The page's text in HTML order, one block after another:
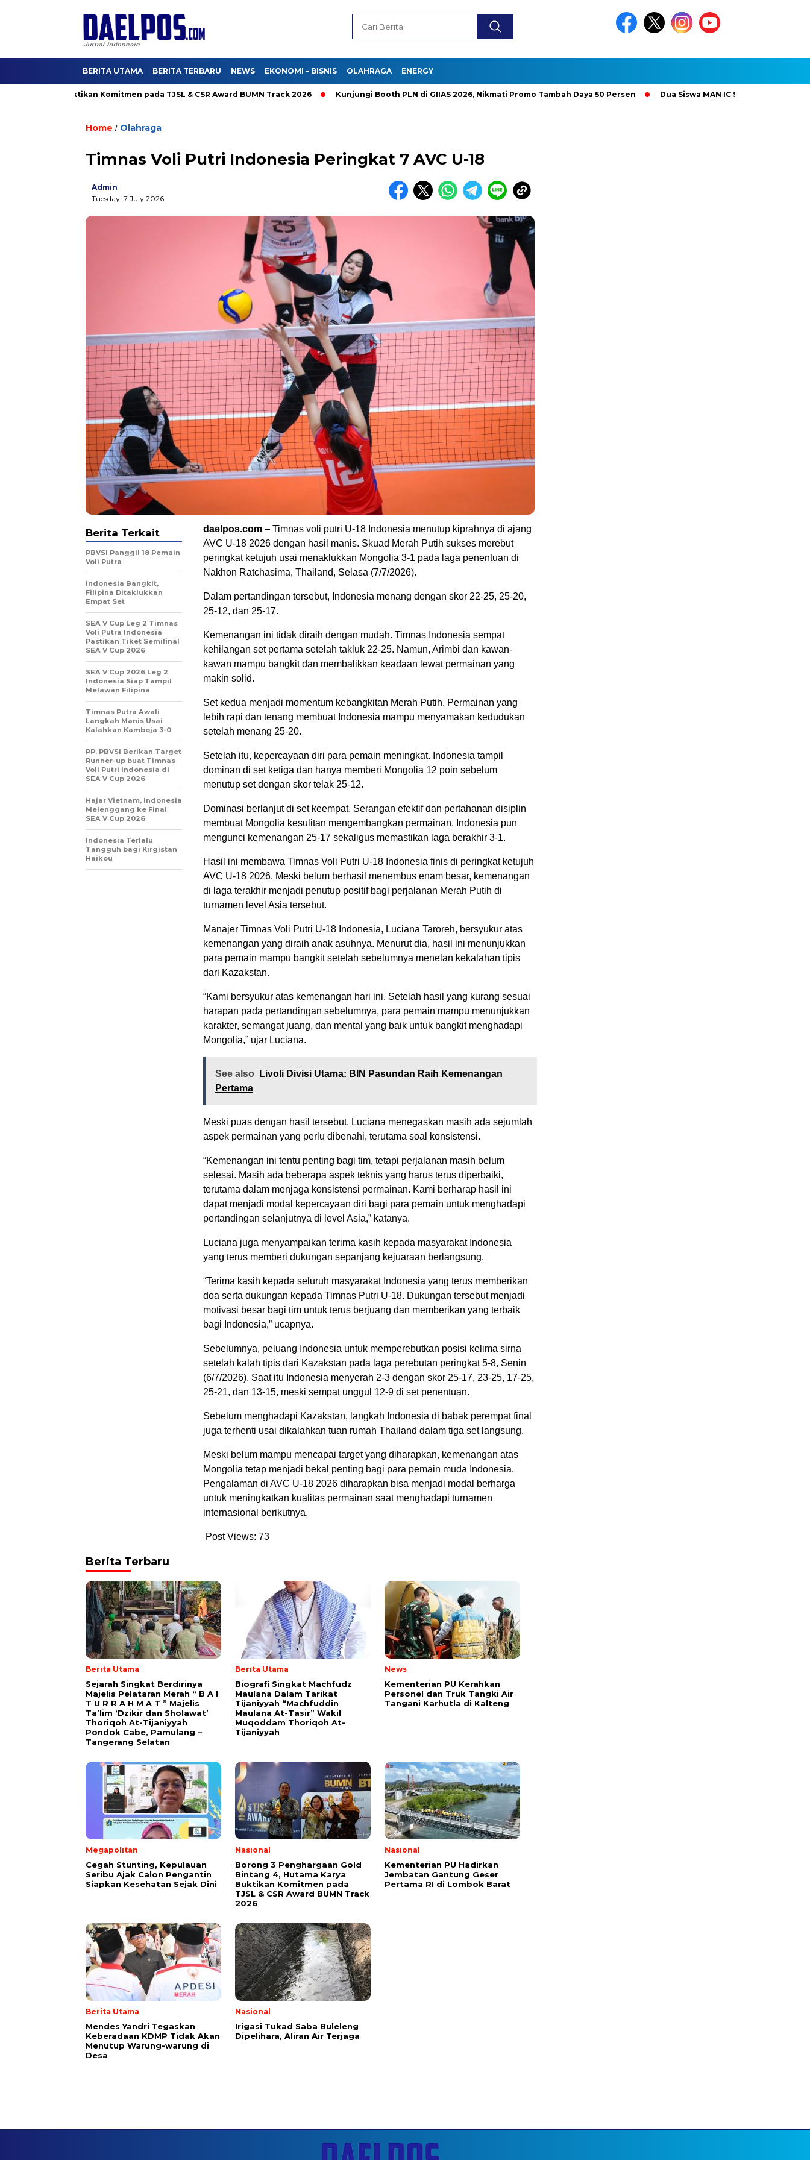
BERITA UTAMA BERITA TERBARU NEWS EKONOMI – BISNIS OLAHRAGA ENERGY
Buktikan Komitmen pada TJSL & CSR Award BUMN Track 2026 Kunjungi Booth PLN di GIIAS 2026, Nikmati Promo Tambah Daya 50 Persen Dua Siswa MAN IC Serpong Wakili RI di
Home / Olahraga
Timnas Voli Putri Indonesia Peringkat 7 AVC U-18
Admin
Tuesday, 7 July 2026
daelpos.com – Timnas voli putri U-18 Indonesia menutup kiprahnya di ajang
AVC U-18 2026 dengan hasil manis. Skuad Merah Putih sukses merebut
peringkat ketujuh usai menaklukkan Mongolia 3-1 pada laga penentuan di
Nakhon Ratchasima, Thailand, Selasa (7/7/2026).
Dalam pertandingan tersebut, Indonesia menang dengan skor 22-25, 25-20,
25-12, dan 25-17.
Kemenangan ini tidak diraih dengan mudah. Timnas Indonesia sempat
kehilangan set pertama setelah takluk 22-25. Namun, Arimbi dan kawan-
kawan mampu bangkit dan membalikkan keadaan lewat permainan yang
makin solid.
Set kedua menjadi momentum kebangkitan Merah Putih. Permainan yang
lebih rapi dan tenang membuat Indonesia mampu menyamakan kedudukan
setelah menang 25-20.
Setelah itu, kepercayaan diri para pemain meningkat. Indonesia tampil
dominan di set ketiga dan hanya memberi Mongolia 12 poin sebelum
menutup set dengan skor telak 25-12.
Dominasi berlanjut di set keempat. Serangan efektif dan pertahanan disiplin
membuat Mongolia kesulitan mengembangkan permainan. Indonesia pun
mengunci kemenangan 25-17 sekaligus memastikan laga berakhir 3-1.
Hasil ini membawa Timnas Voli Putri U-18 Indonesia finis di peringkat ketujuh
AVC U-18 2026. Meski belum berhasil menembus enam besar, kemenangan
di laga terakhir menjadi penutup positif bagi perjalanan Merah Putih di
turnamen level Asia tersebut.
Manajer Timnas Voli Putri U-18 Indonesia, Luciana Taroreh, bersyukur atas
kemenangan yang diraih anak asuhnya. Menurut dia, hasil ini menunjukkan
para pemain mampu bangkit setelah sebelumnya menelan kekalahan tipis
dari Kazakstan.
“Kami bersyukur atas kemenangan hari ini. Setelah hasil yang kurang sesuai
harapan pada pertandingan sebelumnya, para pemain mampu menunjukkan
karakter, semangat juang, dan mental yang baik untuk bangkit menghadapi
Mongolia,” ujar Luciana.
See also
Livoli Divisi Utama: BIN Pasundan Raih Kemenangan
Pertama
Meski puas dengan hasil tersebut, Luciana menegaskan masih ada sejumlah
aspek permainan yang perlu dibenahi, terutama soal konsistensi.
“Kemenangan ini tentu penting bagi tim, tetapi perjalanan masih belum
selesai. Masih ada beberapa aspek teknis yang harus terus diperbaiki,
terutama dalam menjaga konsistensi permainan. Kami berharap hasil ini
dapat menjadi modal kepercayaan diri bagi para pemain untuk menghadapi
pertandingan selanjutnya di level Asia,” katanya.
Luciana juga menyampaikan terima kasih kepada masyarakat Indonesia
yang terus memberi dukungan sepanjang kejuaraan berlangsung.
“Terima kasih kepada seluruh masyarakat Indonesia yang terus memberikan
doa serta dukungan kepada Timnas Putri U-18. Dukungan tersebut menjadi
motivasi besar bagi tim untuk terus berjuang dan memberikan yang terbaik
bagi Indonesia,” ucapnya.
Sebelumnya, peluang Indonesia untuk memperebutkan posisi kelima sirna
setelah kalah tipis dari Kazakstan pada laga perebutan peringkat 5-8, Senin
(6/7/2026). Saat itu Indonesia menyerah 2-3 dengan skor 25-17, 23-25, 17-25,
25-21, dan 13-15, meski sempat unggul 12-9 di set penentuan.
Sebelum menghadapi Kazakstan, langkah Indonesia di babak perempat final
juga terhenti usai dikalahkan tuan rumah Thailand dalam tiga set langsung.
Meski belum mampu mencapai target yang diharapkan, kemenangan atas
Mongolia tetap menjadi bekal penting bagi para pemain muda Indonesia.
Pengalaman di AVC U-18 2026 diharapkan bisa menjadi modal berharga
untuk meningkatkan kualitas permainan saat menghadapi turnamen
internasional berikutnya.
Post Views: 73
Berita Terkait
PBVSI Panggil 18 Pemain
Voli Putra
Indonesia Bangkit,
Filipina Ditaklukkan
Empat Set
SEA V Cup Leg 2 Timnas
Voli Putra Indonesia
Pastikan Tiket Semifinal
SEA V Cup 2026
SEA V Cup 2026 Leg 2
Indonesia Siap Tampil
Melawan Filipina
Timnas Putra Awali
Langkah Manis Usai
Kalahkan Kamboja 3-0
PP. PBVSI Berikan Target
Runner-up buat Timnas
Voli Putri Indonesia di
SEA V Cup 2026
Hajar Vietnam, Indonesia
Melenggang ke Final
SEA V Cup 2026
Indonesia Terlalu
Tangguh bagi Kirgistan
Haikou
Berita Terbaru
Berita Utama
Sejarah Singkat Berdirinya
Majelis Pelataran Merah “ B A I
T U R R A H M A T ” Majelis
Ta’lim ‘Dzikir dan Sholawat’
Thoriqoh At-Tijaniyyah
Pondok Cabe, Pamulang –
Tangerang Selatan
Berita Utama
Biografi Singkat Machfudz
Maulana Dalam Tarikat
Tijaniyyah “Machfuddin
Maulana At-Tasir” Wakil
Muqoddam Thoriqoh At-
Tijaniyyah
News
Kementerian PU Kerahkan
Personel dan Truk Tangki Air
Tangani Karhutla di Kalteng
Megapolitan
Cegah Stunting, Kepulauan
Seribu Ajak Calon Pengantin
Siapkan Kesehatan Sejak Dini
Nasional
Borong 3 Penghargaan Gold
Bintang 4, Hutama Karya
Buktikan Komitmen pada
TJSL & CSR Award BUMN Track
2026
Nasional
Kementerian PU Hadirkan
Jembatan Gantung Geser
Pertama RI di Lombok Barat
Berita Utama
Mendes Yandri Tegaskan
Keberadaan KDMP Tidak Akan
Menutup Warung-warung di
Desa
Nasional
Irigasi Tukad Saba Buleleng
Dipelihara, Aliran Air Terjaga